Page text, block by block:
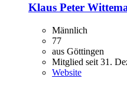
Klaus Peter
Männlich
77
aus Göttingen
Mitglied seit 31.
Website